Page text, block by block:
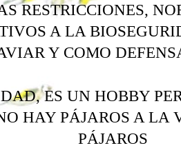
RESTRICCIONES,
A LA
Y COMO
ES UN HOBBY
HAY PÁJAROS A LA
PÁJAROS